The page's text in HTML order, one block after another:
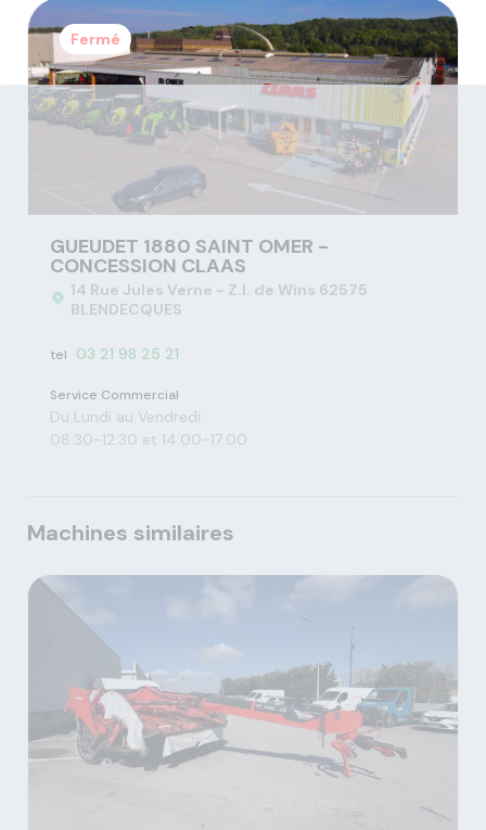
Fermé
GUEUDET 1880 SAINT OMER -
CONCESSION CLAAS
14 Rue Jules Verne - Z.I. de Wins 62575
BLENDECQUES
tel 03 21 98 25 21
Service Commercial
Du Lundi au Vendredi :
08:30-12:30 et 14:00-17:00
Machines similaires